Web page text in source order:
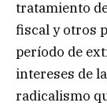
tratamiento
fiscal y otros
período de
intereses de
radicalismo